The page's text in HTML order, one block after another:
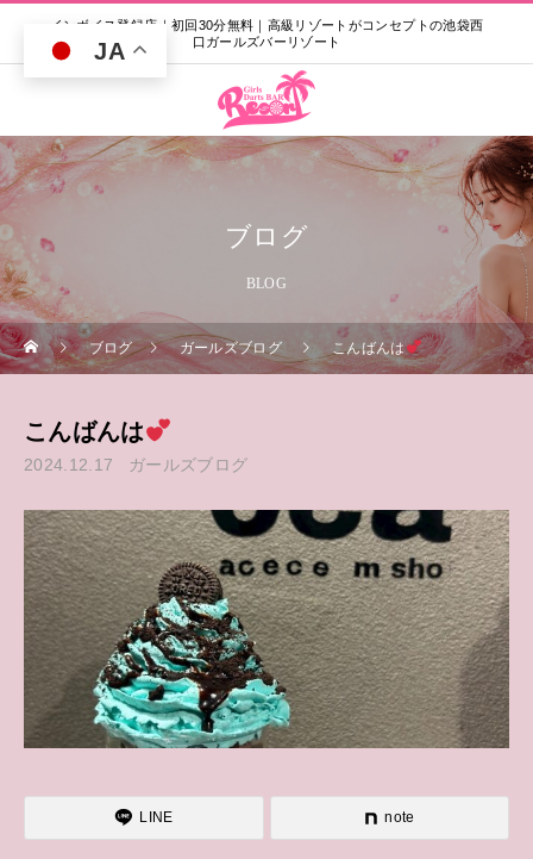
インボイス登録店｜初回30分無料｜高級リゾートがコンセプトの池袋西
口ガールズバーリゾート
ブログ
BLOG
ブログ ガールズブログ こんばんは
こんばんは
2024.12.17 ガールズブログ
LINE note
JA